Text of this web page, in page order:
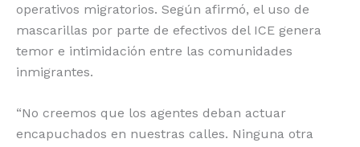
operativos migratorios. Según afirmó, el uso de
mascarillas por parte de efectivos del ICE genera
temor e intimidación entre las comunidades
inmigrantes.
“No creemos que los agentes deban actuar
encapuchados en nuestras calles. Ninguna otra